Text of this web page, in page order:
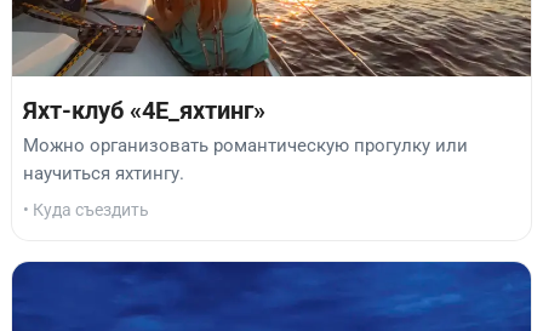
Яхт-клуб «4Е_яхтинг»
Можно организовать романтическую прогулку или
научиться яхтингу.
• Куда съездить